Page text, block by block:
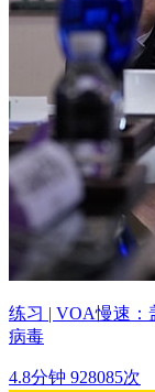
练习 | VOA慢速：
病毒
4.8分钟 928085次